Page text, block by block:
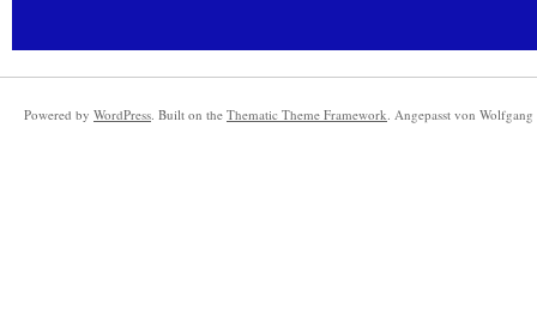
Powered by WordPress. Built on the Thematic Theme Framework. Angepasst von